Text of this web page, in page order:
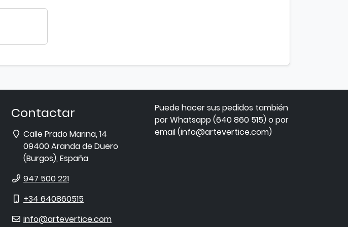
i
i
n
7
0
9
3
.
V
e
Contactar
Dirección
Calle Prado Marina, 14
09400Aranda de Duero
(Burgos), España
Teléfono
947 500 221
Móvil
+34 640860515
E-
info@artevertice.com
Puede hacer sus pedidos también
por Whatsapp (640 860 515) o por
email (info@artevertice.com)